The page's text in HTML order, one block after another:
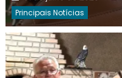
Principais Notícias